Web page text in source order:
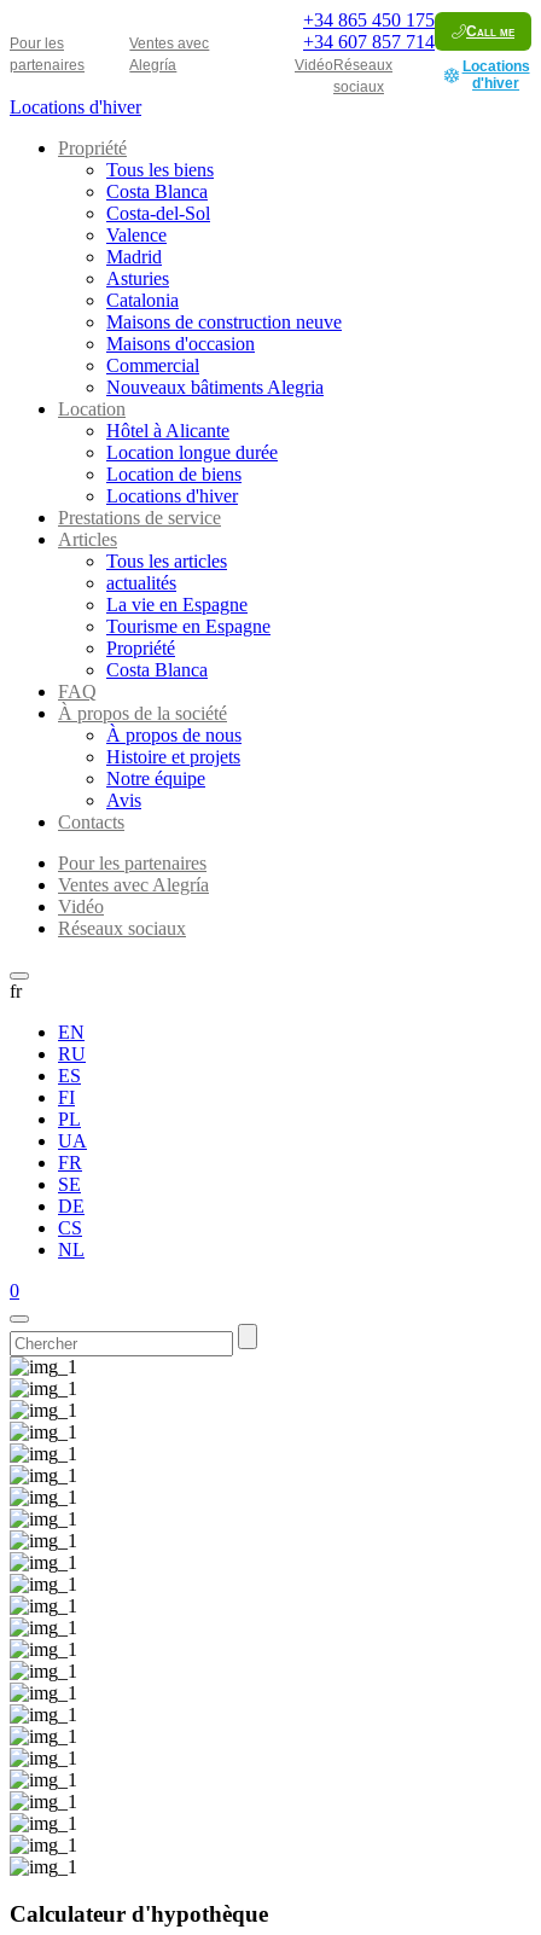
Pour les
partenaires
Ventes avec
Alegría
+34 865 450 175
+34 607 857 714
Call me
Vidéo Réseaux
sociaux
Locations
d'hiver
Locations d'hiver
Propriété
Tous les biens
Costa Blanca
Costa-del-Sol
Valence
Madrid
Asturies
Catalonia
Maisons de construction neuve
Maisons d'occasion
Commercial
Nouveaux bâtiments Alegria
Location
Hôtel à Alicante
Location longue durée
Location de biens
Locations d'hiver
Prestations de service
Articles
Tous les articles
actualités
La vie en Espagne
Tourisme en Espagne
Propriété
Costa Blanca
FAQ
À propos de la société
À propos de nous
Histoire et projets
Notre équipe
Avis
Contacts
Pour les partenaires
Ventes avec Alegría
Vidéo
Réseaux sociaux
fr
EN
RU
ES
FI
PL
UA
FR
SE
DE
CS
NL
0
Calculateur d'hypothèque